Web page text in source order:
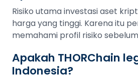
Risiko utama investasi aset
harga yang tinggi. Karena itu
memahami profil risiko
Apakah THORChain
Indonesia?